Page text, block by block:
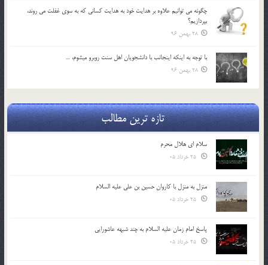
چگونه مي توانيم علاوه بر هدايت خود به هدايت كساني كه به سوي غفلت مي روند،
بپردازيم؟
28 بهمن 96
با توجه به اينكه اينجانب با دانشجويان اهل سنت روبرو مي‎شوم، …
28 بهمن 96
تازه ترین مطالب
سلام ای هلال محرم
منزل به منزل با کاروان حسین بن علی علیه السلام
پاسخ امام زمان علیه السلام به چند شبهه عاشورایی